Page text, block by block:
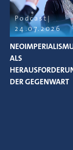
Podcast
24.07.2026
ALS
DER GEGENWART